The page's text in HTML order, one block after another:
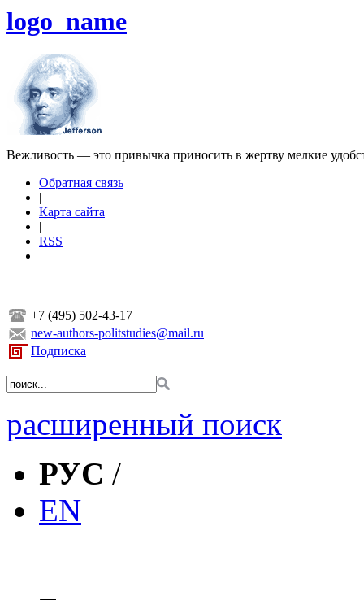
logo_name
Вежливость — это привычка приносить в жертву мелкие
Обратная связь
|
Карта сайта
|
RSS
+7 (495) 502-43-17
new-authors-politstudies@mail.ru
Подписка
расширенный поиск
РУС /
EN